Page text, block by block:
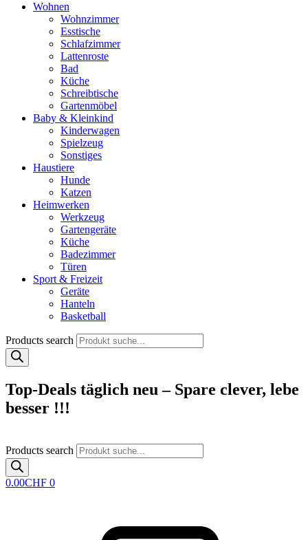
Wohnen
Wohnzimmer
Esstische
Schlafzimmer
Lattenroste
Bad
Küche
Schreibtische
Gartenmöbel
Baby & Kleinkind
Kinderwagen
Spielzeug
Sonstiges
Haustiere
Hunde
Katzen
Heimwerken
Werkzeug
Gartengeräte
Küche
Badezimmer
Türen
Sport & Freizeit
Geräte
Hanteln
Basketball
Products search
Top-Deals täglich neu – Spare clever, lebe
besser !!!
Products search
0.00CHF 0